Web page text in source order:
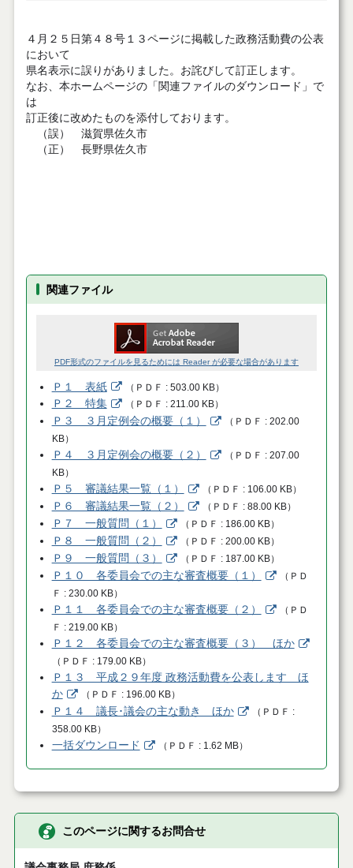
４月２５日第４８号１３ページに掲載した政務活動費の公表
において
県名表示に誤りがありました。お詫びして訂正します。
なお、本ホームページの「関連ファイルのダウンロード」で
は
訂正後に改めたものを添付しております。
（誤） 滋賀県佐久市
（正） 長野県佐久市
関連ファイル
PDF形式のファイルを見るためには Reader が必要な場合があります
Ｐ１ 表紙 （ ＰＤＦ 503.00 KB）
Ｐ２ 特集 （ ＰＤＦ 211.00 KB）
Ｐ３ ３月定例会の概要（１） （ ＰＤＦ
202.00
KB）
Ｐ４ ３月定例会の概要（２） （ ＰＤＦ
207.00
KB）
Ｐ５ 審議結果一覧（１） （ ＰＤＦ 106.00 KB）
Ｐ６ 審議結果一覧（２） （ ＰＤＦ 88.00 KB）
Ｐ７ 一般質問（１） （ ＰＤＦ 186.00 KB）
Ｐ８ 一般質問（２） （ ＰＤＦ 200.00 KB）
Ｐ９ 一般質問（３） （ ＰＤＦ 187.00 KB）
Ｐ１０ 各委員会での主な審査概要（１） （ ＰＤ
Ｆ
230.00 KB）
Ｐ１１ 各委員会での主な審査概要（２） （ ＰＤ
Ｆ
219.00 KB）
Ｐ１２ 各委員会での主な審査概要（３） ほか
（ ＰＤＦ 179.00 KB）
Ｐ１３ 平成２９年度 政務活動費を公表します ほ
か
（ ＰＤＦ 196.00 KB）
Ｐ１４ 議長･議会の主な動き ほか （ ＰＤＦ
358.00 KB）
一括ダウンロード （ ＰＤＦ 1.62 MB）
このページに関するお問合せ